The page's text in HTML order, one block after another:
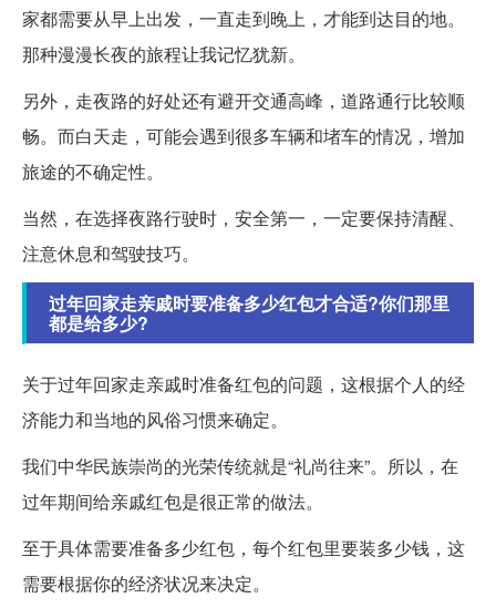
家都需要从早上出发，一直走到晚上，才能到达目的地。
那种漫漫长夜的旅程让我记忆犹新。
另外，走夜路的好处还有避开交通高峰，道路通行比较顺
畅。而白天走，可能会遇到很多车辆和堵车的情况，增加
旅途的不确定性。
当然，在选择夜路行驶时，安全第一，一定要保持清醒、
注意休息和驾驶技巧。
过年回家走亲戚时要准备多少红包才合适?你们那里
都是给多少?
关于过年回家走亲戚时准备红包的问题，这根据个人的经
济能力和当地的风俗习惯来确定。
我们中华民族崇尚的光荣传统就是“礼尚往来”。所以，在
过年期间给亲戚红包是很正常的做法。
至于具体需要准备多少红包，每个红包里要装多少钱，这
需要根据你的经济状况来决定。